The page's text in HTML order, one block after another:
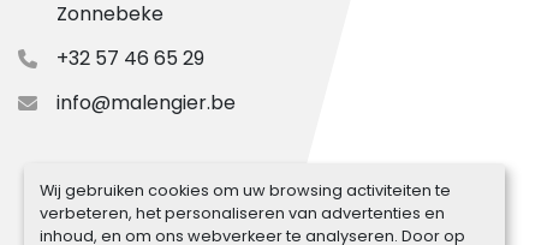
Wij gebruiken cookies om uw browsing activiteiten te
verbeteren, het personaliseren van advertenties en
inhoud, en om ons webverkeer te analyseren. Door op
Zonnebeke
+32 57 46 65 29
info@malengier.be